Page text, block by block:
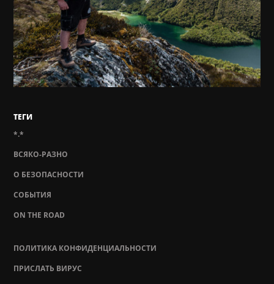
ТЕГИ
*.*
ВСЯКО-РАЗНО
О БЕЗОПАСНОСТИ
СОБЫТИЯ
ON THE ROAD
ПОЛИТИКА КОНФИДЕНЦИАЛЬНОСТИ
ПРИСЛАТЬ ВИРУС